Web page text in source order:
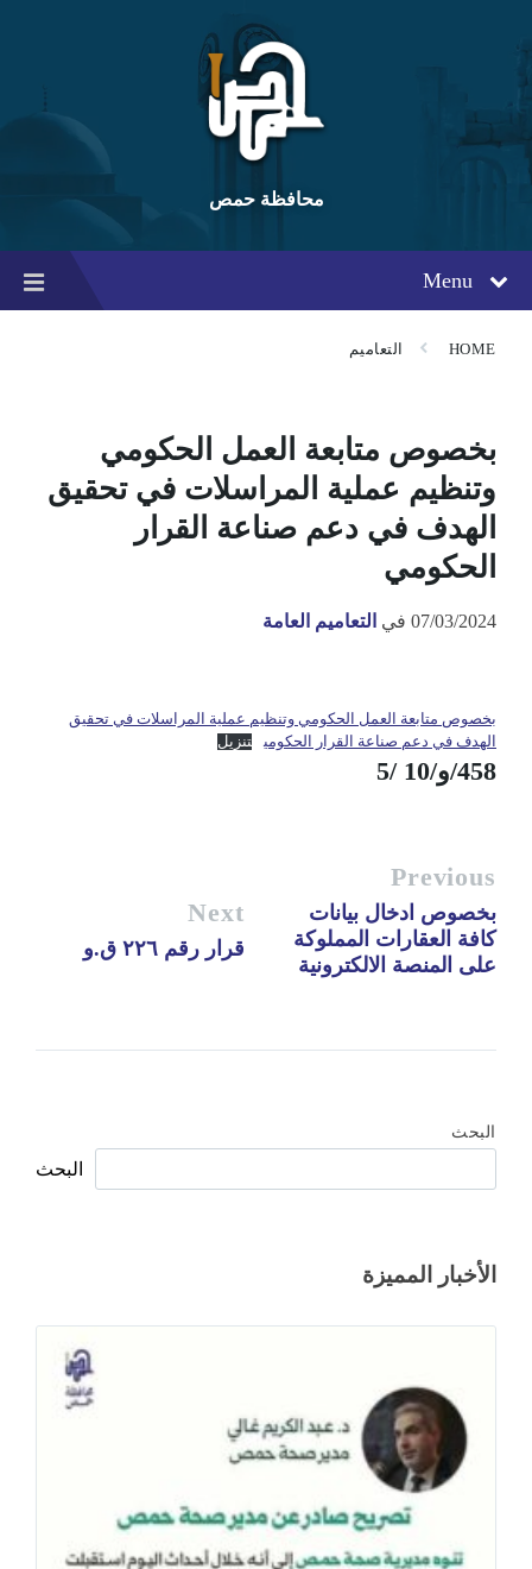
content
main
navigation
footer
محافظة حمص
Menu
HOME التعاميم
بخصوص متابعة العمل الحكومي
وتنظيم عملية المراسلات في تحقيق
الهدف في دعم صناعة القرار
الحكومي
07/03/2024 في التعاميم العامة
بخصوص متابعة العمل الحكومي وتنظيم عملية المراسلات في تحقيق
الهدف في دعم صناعة القرار الحكومي
تنزيل
458/و/10 /5
Previous
بخصوص ادخال بيانات
كافة العقارات المملوكة
على المنصة الالكترونية
Next
قرار رقم ٢٢٦ ق.و
البحث
البحث
الأخبار المميزة